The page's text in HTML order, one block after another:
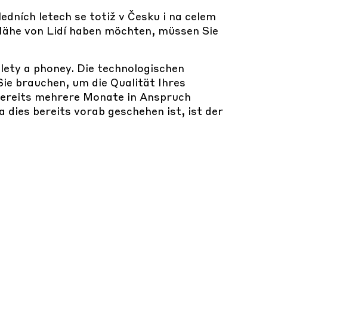
letech se totiž v Česku i na celem
von Lidí haben möchten, müssen Sie
a phoney. Die technologischen
brauchen, um die Qualität Ihres
mehrere Monate in Anspruch
dies bereits vorab geschehen ist, ist der